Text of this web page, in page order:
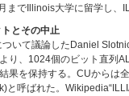
までIllinois大学に留学し、
とその中止
いて議論したDaniel
り、1024個のビット直列
果を保持する。CUからは
と呼ばれた。